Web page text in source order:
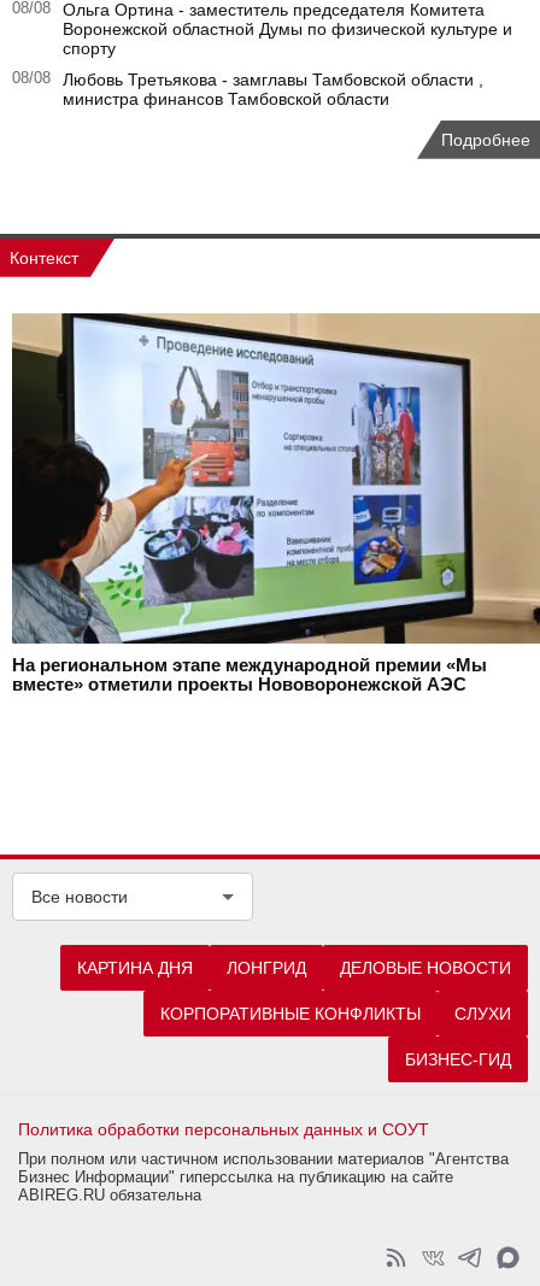
08/08
Ольга Ортина - заместитель председателя Комитета
Воронежской областной Думы по физической культуре и
спорту
08/08
Любовь Третьякова - замглавы Тамбовской области ,
министра финансов Тамбовской области
Подробнее
Контекст
На региональном этапе международной премии «Мы
вместе» отметили проекты Нововоронежской АЭС
Все новости
КАРТИНА ДНЯ ЛОНГРИД ДЕЛОВЫЕ НОВОСТИ
КОРПОРАТИВНЫЕ КОНФЛИКТЫ СЛУХИ
БИЗНЕС-ГИД
Политика обработки персональных данных и СОУТ
При полном или частичном использовании материалов "Агентства
Бизнес Информации" гиперссылка на публикацию на сайте
ABIREG.RU обязательна